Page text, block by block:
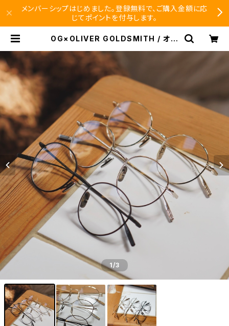
メンバーシップはじめました。登録無料で、ご購入金額に応
じてポイントを付与します。
OG×OLIVER GOLDSMITH / オー
CHITECT Ⅱ ボストンフレーム チタ
ン メタル | SEISHIDO
1/3